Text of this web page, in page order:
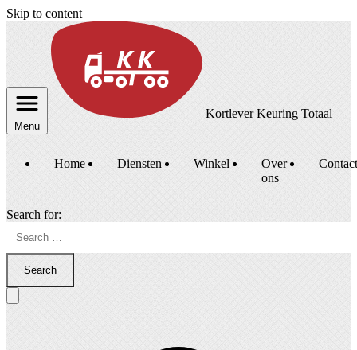
Skip to content
Menu
Kortlever Keuring Totaal
Home Diensten Winkel
Over
ons
Contact
Search for:
Search